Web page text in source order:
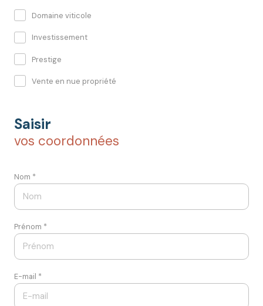
Domaine viticole
Investissement
Prestige
Vente en nue propriété
Saisir
vos coordonnées
Nom *
Prénom *
E-mail *